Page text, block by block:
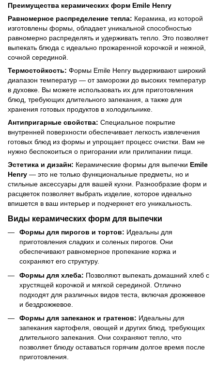
Преимущества керамических форм Emile Henry
Равномерное распределение тепла: Керамика, из которой
изготовлены формы, обладает уникальной способностью
равномерно распределять и удерживать тепло. Это позволяет
выпекать блюда с идеально прожаренной корочкой и нежной,
сочной серединой.
Термостойкость: Формы Emile Henry выдерживают широкий
диапазон температур — от заморозки до высоких температур
в духовке. Вы можете использовать их для приготовления
блюд, требующих длительного запекания, а также для
хранения готовых продуктов в холодильнике.
Антипригарные свойства: Специальное покрытие
внутренней поверхности обеспечивает легкость извлечения
готовых блюд из формы и упрощает процесс очистки. Вам не
нужно беспокоиться о пригорании или прилипании пищи.
Эстетика и дизайн: Керамические формы для выпечки Emile
Henry — это не только функциональные предметы, но и
стильные аксессуары для вашей кухни. Разнообразие форм и
расцветок позволяет выбрать изделие, которое идеально
впишется в ваш интерьер и подчеркнет его уникальность.
Виды керамических форм для выпечки
Формы для пирогов и тортов: Идеальны для
приготовления сладких и соленых пирогов. Они
обеспечивают равномерное пропекание коржа и
сохраняют его структуру.
Формы для хлеба: Позволяют выпекать домашний хлеб с
хрустящей корочкой и мягкой серединой. Отлично
подходят для различных видов теста, включая дрожжевое
и бездрожжевое.
Формы для запеканок и гратенов: Идеальны для
запекания картофеля, овощей и других блюд, требующих
длительного запекания. Они сохраняют тепло, что
позволяет блюду оставаться горячим долгое время после
приготовления.